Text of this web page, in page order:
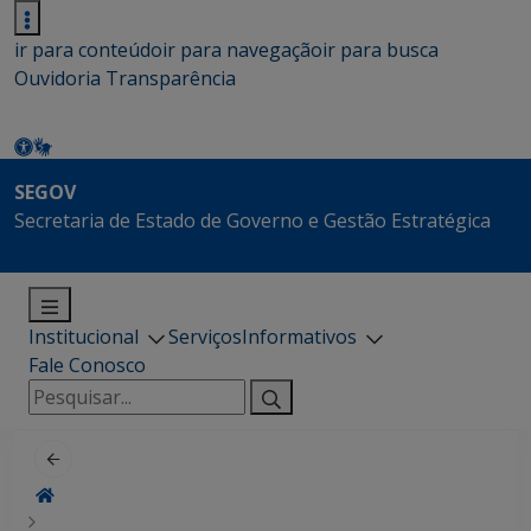
ir para conteúdoir para navegaçãoir para busca
Ouvidoria Transparência
SEGOV
Secretaria de Estado de Governo e Gestão Estratégica
Institucional ServiçosInformativos
Fale Conosco
Pesquisar
por: